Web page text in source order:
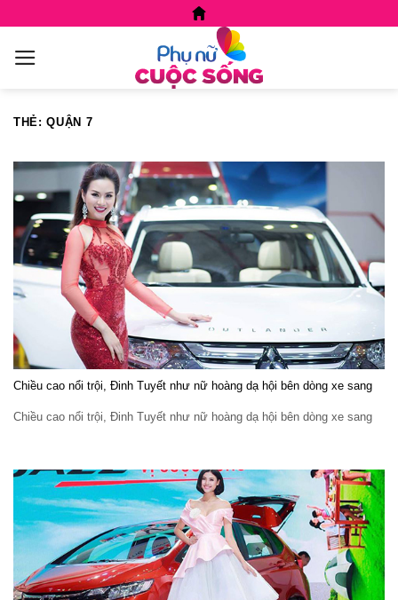
content
THẺ:QUẬN 7
Chiều cao nổi trội, Đinh Tuyết như nữ hoàng dạ hội bên dòng xe sang
Chiều cao nổi trội, Đinh Tuyết như nữ hoàng dạ hội bên dòng xe sang